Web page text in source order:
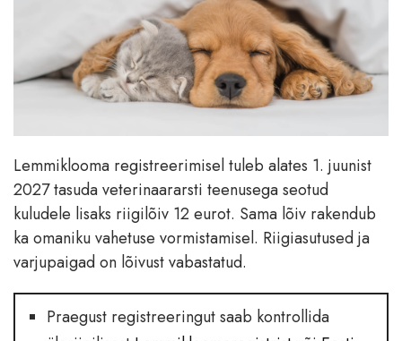
Lemmiklooma registreerimisel tuleb alates 1. juunist
2027 tasuda veterinaararsti teenusega seotud
kuludele lisaks riigilõiv 12 eurot. Sama lõiv rakendub
ka omaniku vahetuse vormistamisel. Riigiasutused ja
varjupaigad on lõivust vabastatud.
Praegust registreeringut saab kontrollida